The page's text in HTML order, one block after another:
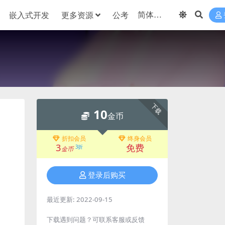
嵌入式开发 更多资源 公考
下载
10金币
折扣会员
3金币 3折
终身会员
免费
登录后购买
最近更新: 2022-09-15
下载遇到问题？可联系客服或反馈